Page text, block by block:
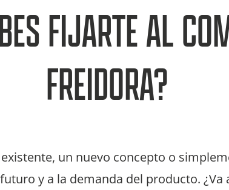
FIJARTE AL
FREIDORA?
un nuevo concepto o
y a la demanda del producto.